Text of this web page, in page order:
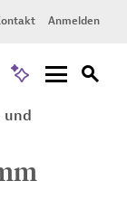
Anmelden
und